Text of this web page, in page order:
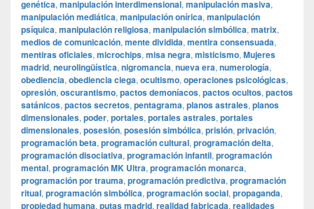
genética, manipulación interdimensional, manipulación masiva,
manipulación mediática, manipulación onírica, manipulación
psíquica, manipulación religiosa, manipulación simbólica, matrix,
medios de comunicación, mente dividida, mentira consensuada,
mentiras oficiales, microchips, misa negra, misticismo, Mujeres
madrid, neurolingüística, nigromancia, nueva era, numerología,
obediencia, obediencia ciega, ocultismo, operaciones psicológicas,
opresión, oscurantismo, pactos demoníacos, pactos ocultos, pactos
satánicos, pactos secretos, pentagrama, planos astrales, planos
dimensionales, poder, portales, portales astrales, portales
dimensionales, posesión, posesión simbólica, prisión, privación,
programación beta, programación cultural, programación delta,
programación disociativa, programación infantil, programación
mental, programación MK Ultra, programación monarca,
programación por trauma, programación predictiva, programación
ritual, programación simbólica, programación social, propaganda,
propiedad humana, putas madrid, realidad fabricada, realidades